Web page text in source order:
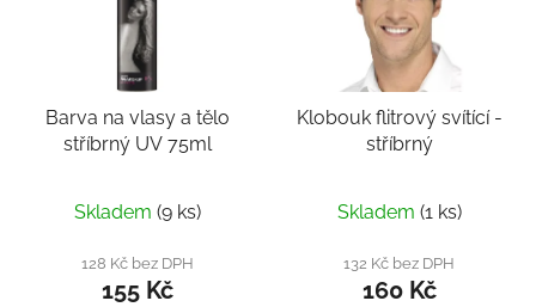
Barva na vlasy a tělo
stříbrný UV 75ml
Skladem (9 ks)
128 Kč bez DPH
155 Kč
Klobouk flitrový svítící -
stříbrný
Skladem (1 ks)
132 Kč bez DPH
160 Kč